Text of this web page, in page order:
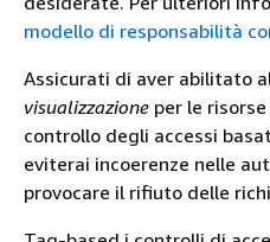
modello di responsabilità
Assicurati di aver abilitato
visualizzazione per le
controllo degli accessi
eviterai incoerenze nelle
provocare il rifiuto delle